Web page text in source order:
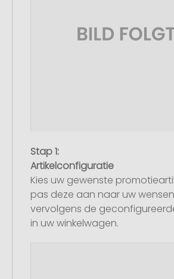
Stap 1:
Artikelconfiguratie
Kies uw gewenste
pas deze aan naar uw
vervolgens de
in uw winkelwagen.